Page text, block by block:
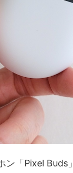
ン「Pixel Buds